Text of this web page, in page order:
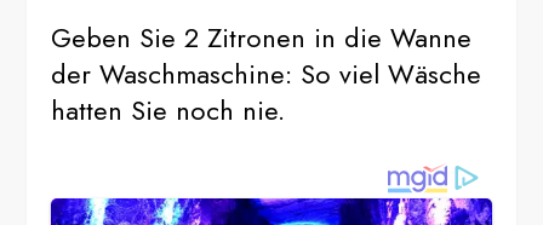
Geben Sie 2 Zitronen in die Wanne
der Waschmaschine: So viel Wäsche
hatten Sie noch nie.